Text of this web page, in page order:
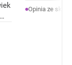
Opinia ze